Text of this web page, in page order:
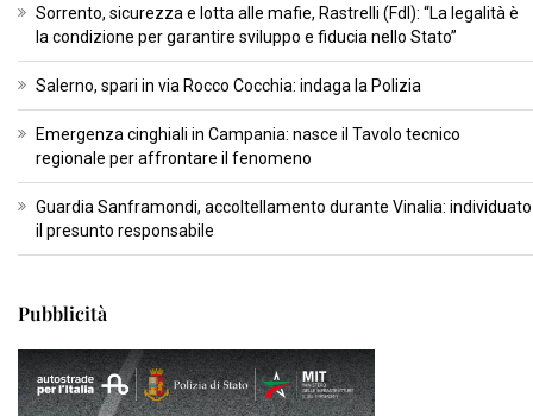
Sorrento, sicurezza e lotta alle mafie, Rastrelli (FdI): “La legalità è
la condizione per garantire sviluppo e fiducia nello Stato”
Salerno, spari in via Rocco Cocchia: indaga la Polizia
Emergenza cinghiali in Campania: nasce il Tavolo tecnico
regionale per affrontare il fenomeno
Guardia Sanframondi, accoltellamento durante Vinalia: individuato
il presunto responsabile
Pubblicità